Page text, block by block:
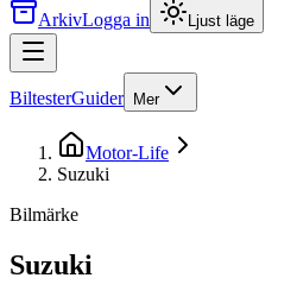
ArkivLogga in Ljust läge
BiltesterGuider Mer
Motor-Life
Suzuki
Bilmärke
Suzuki